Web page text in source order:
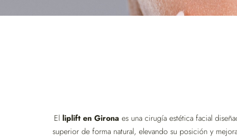
El liplift en Girona es una cirugía estética facial
superior de forma natural, elevando su posición y